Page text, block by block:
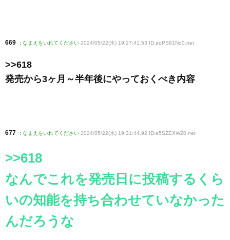
669 : なまえをいれてください 2024/05/22(水) 19:27:41.53 ID:aqPS61Nq0 .net
>>618
発売から3ヶ月～半年後にやっておくべき内容
677 : なまえをいれてください 2024/05/22(水) 19:31:44.92 ID:e5SZEXWZ0 .net
>>618
なんでこれを発売日に投稿するくら
いの知能を持ち合わせていなかった
んだろうな